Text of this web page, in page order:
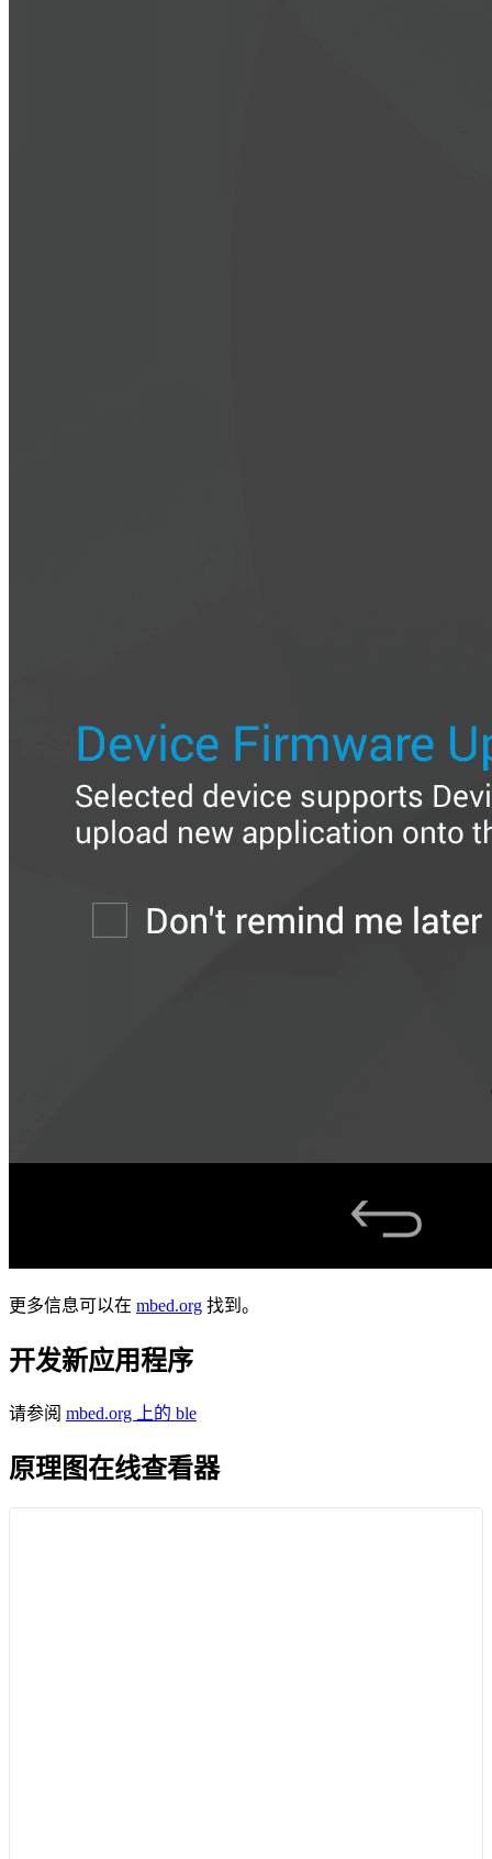
更多信息可以在 mbed.org 找到。
开发新应用程序
请参阅 mbed.org 上的 ble
原理图在线查看器